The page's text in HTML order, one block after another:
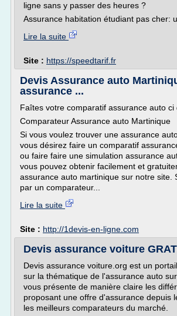
ligne sans y passer des heures ?
Assurance habitation étudiant pas cher:
Lire la suite
Site : https://speedtarif.fr
Devis Assurance auto
assurance ...
Faîtes votre comparatif assurance auto ci
Comparateur Assurance auto Martinique
Si vous voulez trouver une assurance
vous désirez faire un comparatif
ou faire faire une simulation assurance
vous pouvez obtenir facilement et
assurance auto martinique sur notre site.
par un comparateur...
Lire la suite
Site : http://1devis-en-ligne.com
Devis assurance voiture
Devis assurance voiture.org est un
sur la thématique de l'assurance auto
vous présente de manière claire les
proposant une offre d'assurance depuis
les meilleurs comparateurs du marché.